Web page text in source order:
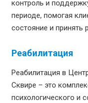
контроль и
периоде, помогая
состояние и принять
Реабилитация
Реабилитация в
Сквире – это
психологического и